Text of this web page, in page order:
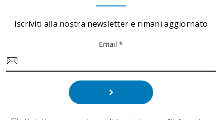
Iscriviti alla nostra newsletter e rimani aggiornato
Email *